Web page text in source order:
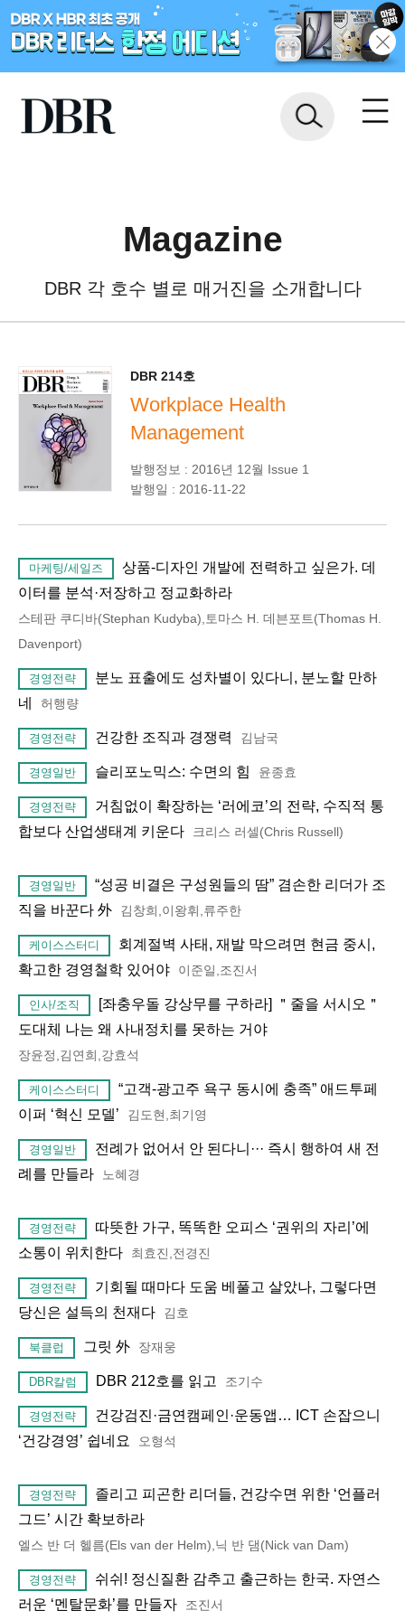
Magazine
DBR 각 호수 별로 매거진을 소개합니다
DBR 214호
Workplace Health
Management
발행정보 : 2016년 12월 Issue 1
발행일 : 2016-11-22
마케팅/세일즈
상품-디자인 개발에 전력하고 싶은가. 데
이터를 분석·저장하고 정교화하라
스테판 쿠디바(Stephan Kudyba),토마스 H. 데븐포트(Thomas H.
Davenport)
경영전략
분노 표출에도 성차별이 있다니, 분노할 만하
네
허행량
경영전략 건강한 조직과 경쟁력 김남국
경영일반 슬리포노믹스: 수면의 힘 윤종효
경영전략
거침없이 확장하는 ‘러에코’의 전략, 수직적 통
합보다 산업생태계 키운다
크리스 러셀(Chris Russell)
경영일반
“성공 비결은 구성원들의 땀” 겸손한 리더가 조
직을 바꾼다 外
김창희,이왕휘,류주한
케이스스터디
회계절벽 사태, 재발 막으려면 현금 중시,
확고한 경영철학 있어야
이준일,조진서
인사/조직
[좌충우돌 강상무를 구하라] ＂줄을 서시오＂
도대체 나는 왜 사내정치를 못하는 거야
장윤정,김연희,강효석
케이스스터디
“고객-광고주 욕구 동시에 충족” 애드투페
이퍼 ‘혁신 모델’
김도현,최기영
경영일반
전례가 없어서 안 된다니··· 즉시 행하여 새 전
례를 만들라
노혜경
경영전략
따뜻한 가구, 똑똑한 오피스 ‘권위의 자리’에
소통이 위치한다
최효진,전경진
경영전략
기회될 때마다 도움 베풀고 살았나, 그렇다면
당신은 설득의 천재다
김호
북클럽 그릿 外 장재웅
DBR칼럼 DBR 212호를 읽고 조기수
경영전략
건강검진·금연캠페인·운동앱… ICT 손잡으니
‘건강경영’ 쉽네요
오형석
경영전략
졸리고 피곤한 리더들, 건강수면 위한 ‘언플러
그드’ 시간 확보하라
엘스 반 더 헬름(Els van der Helm),닉 반 댐(Nick van Dam)
경영전략
쉬쉬! 정신질환 감추고 출근하는 한국. 자연스
러운 ‘멘탈문화’를 만들자
조진서